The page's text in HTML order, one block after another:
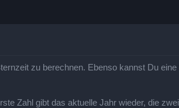
zu berechnen. Ebenso kannst Du
Zahl gibt das aktuelle Jahr wieder, die